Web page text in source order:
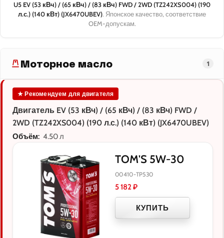
U5 EV (53 кВч) / (65 кВч) / (83 кВч) FWD / 2WD (TZ242XS004) (190
л.с.) (140 кВт) (JX6470UBEV). Японское качество, соответствие
OEM-допускам.
Моторное масло 1
★ Рекомендуем для двигателя
Двигатель EV (53 кВч) / (65 кВч) / (83 кВч) FWD /
2WD (TZ242XS004) (190 л.с.) (140 кВт) (JX6470UBEV)
Объём: 4.50 л
TOM'S 5W-30
00410-TP530
5 182₽
КУПИТЬ